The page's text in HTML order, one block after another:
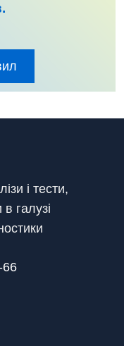
.
і тести,
галузі
66